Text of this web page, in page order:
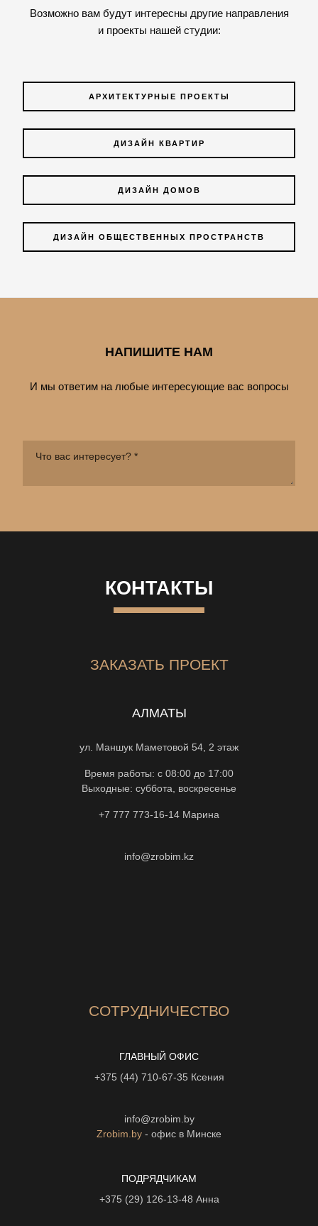
Возможно вам будут интересны другие направления
и проекты нашей студии:
АРХИТЕКТУРНЫЕ ПРОЕКТЫ
ДИЗАЙН КВАРТИР
ДИЗАЙН ДОМОВ
ДИЗАЙН ОБЩЕСТВЕННЫХ ПРОСТРАНСТВ
НАПИШИТЕ НАМ
И мы ответим на любые интересующие вас вопросы
КОНТАКТЫ
ЗАКАЗАТЬ ПРОЕКТ
АЛМАТЫ
ул. Маншук Маметовой 54, 2 этаж
Время работы: с 08:00 до 17:00
Выходные: суббота, воскресенье
+7 777 773-16-14 Марина
info@zrobim.kz
СОТРУДНИЧЕСТВО
ГЛАВНЫЙ ОФИС
+375 (44) 710-67-35 Ксения
info@zrobim.by
Zrobim.by - офис в Минске
ПОДРЯДЧИКАМ
+375 (29) 126-13-48 Анна